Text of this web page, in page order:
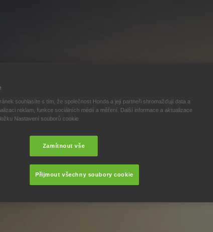
souhlasíte s tím, že společnost Honda a její partneři shromažďují data a
reklam, funkce sociálních médií a měření. Další informace a aktualizace
Nastavení souborů cookie
Zamítnout vše
Přijmout všechny soubory cookie